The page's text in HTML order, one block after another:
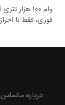
وام 100 هزار
فوری، فقط با
درباره ماتماس